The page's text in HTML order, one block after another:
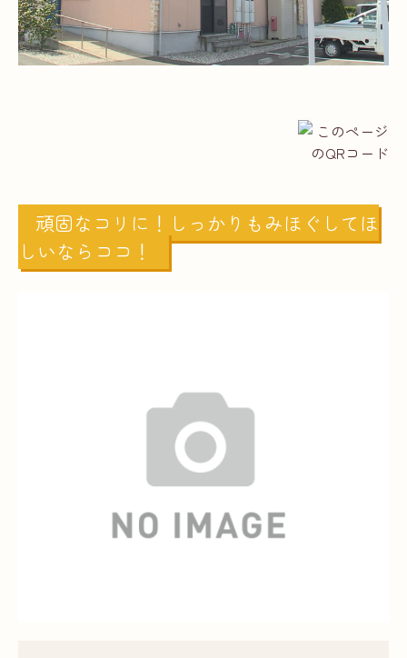
頑固なコリに！しっかりもみほぐしてほ
しいならココ！